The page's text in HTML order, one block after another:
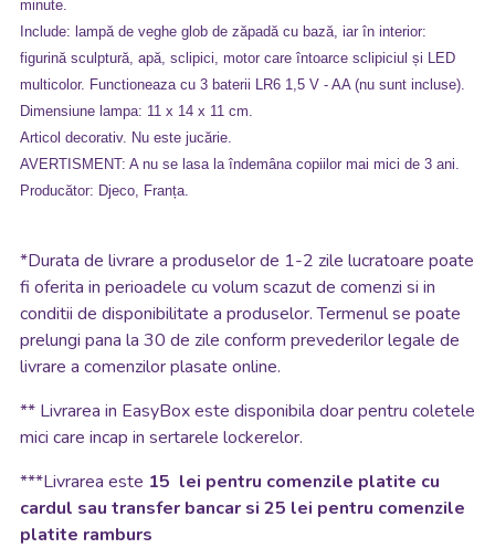
minute.
Include: lampă de veghe glob de zăpadă cu bază, iar în interior:
figurină sculptură, apă, sclipici, motor care întoarce sclipiciul și LED
multicolor. Functioneaza cu 3 baterii LR6 1,5 V - AA (nu sunt incluse).
Dimensiune lampa: 11 x 14 x 11 cm.
Articol decorativ. Nu este jucărie.
AVERTISMENT: A nu se lasa la îndemâna copiilor mai mici de 3 ani.
Producător: Djeco, Franța.
*Durata de livrare a produselor de 1-2 zile lucratoare poate
fi oferita in perioadele cu volum scazut de comenzi si in
conditii de disponibilitate a produselor. Termenul se poate
prelungi pana la 30 de zile conform prevederilor legale de
livrare a comenzilor plasate online.
** Livrarea in EasyBox este disponibila doar pentru coletele
mici care incap in sertarele lockerelor.
***Livrarea este 15 lei pentru comenzile platite cu
cardul sau transfer bancar si 25 lei pentru comenzile
platite ramburs